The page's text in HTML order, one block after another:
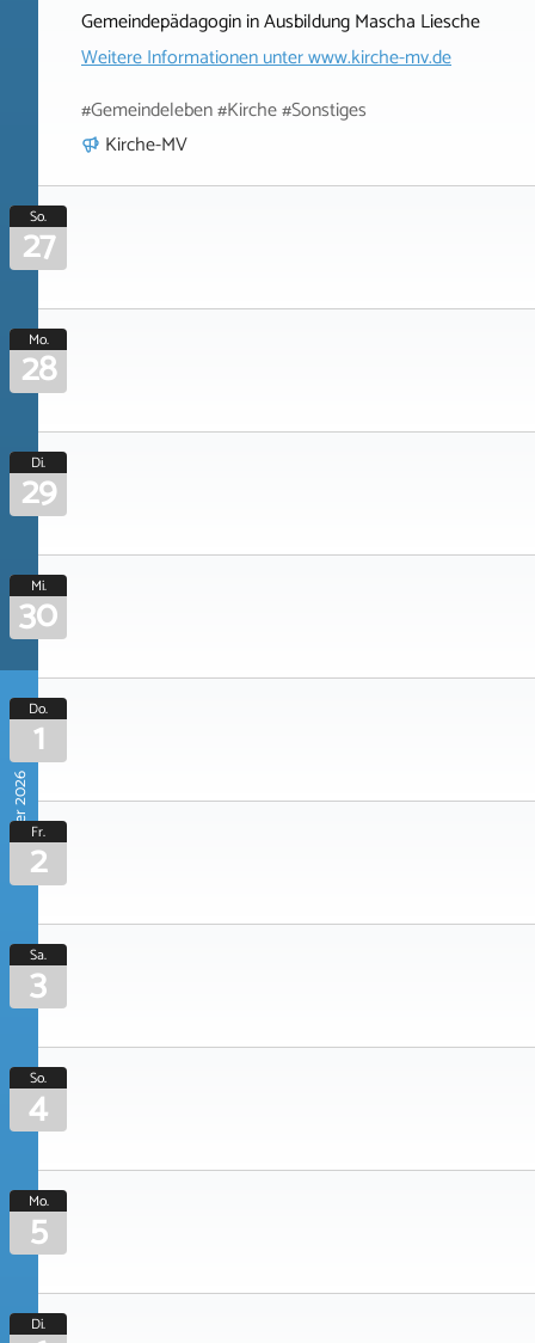
Gemeindepädagogin in Ausbildung Mascha Liesche
Weitere Informationen unterwww.kirche-mv.de
#Gemeindeleben #Kirche #Sonstiges
Kirche-MV
So.
27
Mo.
28
Di.
29
Mi.
30
Oktober 2026
Do.
1
Fr.
2
Sa.
3
So.
4
Mo.
5
Di.